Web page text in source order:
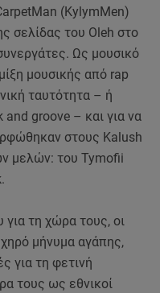
(KylymMen)
σελίδας του Oleh στο
Ως μουσικό
μουσικής από rap
ταυτότητα – ή
groove – και για να
στους Kalush
μελών: του Tymofii
τη χώρα τους, οι
μήνυμα αγάπης,
για τη φετινή
τους ως εθνικοί